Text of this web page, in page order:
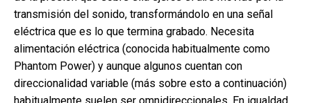
transmisión del sonido, transformándolo en una señal
eléctrica que es lo que termina grabado. Necesita
alimentación eléctrica (conocida habitualmente como
Phantom Power) y aunque algunos cuentan con
direccionalidad variable (más sobre esto a continuación)